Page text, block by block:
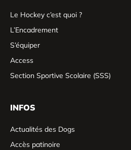
Le Hockey c’est quoi ?
L’Encadrement
S’équiper
Access
Section Sportive Scolaire (SSS)
INFOS
Actualités des Dogs
Accès patinoire